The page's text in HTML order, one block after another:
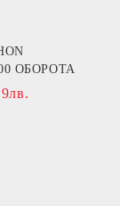
ОБОРОТА